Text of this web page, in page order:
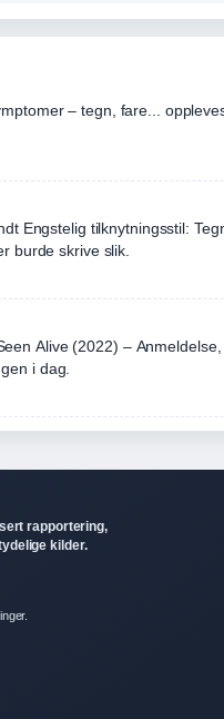
– tegn, fare...
Engstelig tilknytningsstil:
burde skrive slik.
Alive (2022) –
i dag.
rapportering,
kilder.